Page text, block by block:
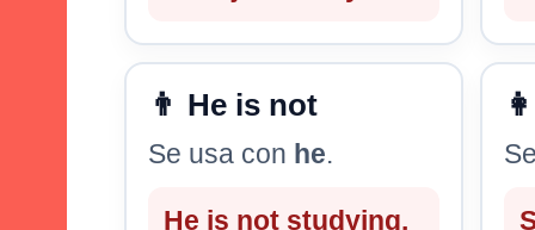
👨 He is not
Se usa con he.
He is not studying.